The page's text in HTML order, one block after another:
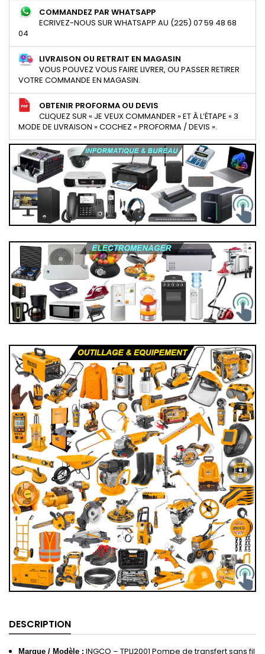
COMMANDEZ PAR WHATSAPP
ECRIVEZ-NOUS SUR WHATSAPP AU (225) 07 59 48 68
04
LIVRAISON OU RETRAIT EN MAGASIN
VOUS POUVEZ VOUS FAIRE LIVRER, OU PASSER RETIRER
VOTRE COMMANDE EN MAGASIN.
OBTENIR PROFORMA OU DEVIS
CLIQUEZ SUR « JE VEUX COMMANDER » ET À L’ÉTAPE « 3
MODE DE LIVRAISON » COCHEZ « PROFORMA / DEVIS ».
DESCRIPTION
Marque / Modèle : INGCO – TPLI2001 Pompe de transfert sans fil